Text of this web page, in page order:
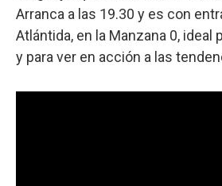
Arranca a las 19.30 y es con
Atlántida, en la Manzana 0, ideal
y para ver en acción a las